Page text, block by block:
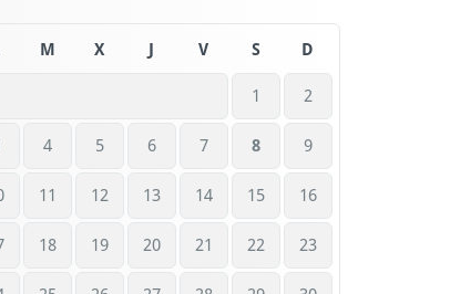
M X V S D
1 2
4 5 6 7 8 9
11 12 13 14 15 16
18 19 20 21 22 23